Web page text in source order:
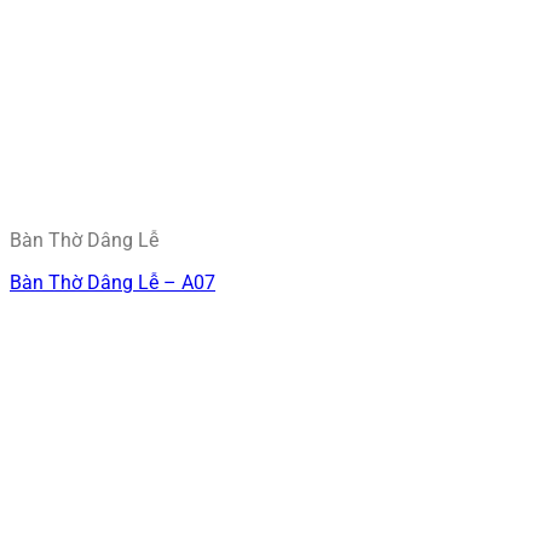
Bàn Thờ Dâng Lễ
Bàn Thờ Dâng Lễ – A07